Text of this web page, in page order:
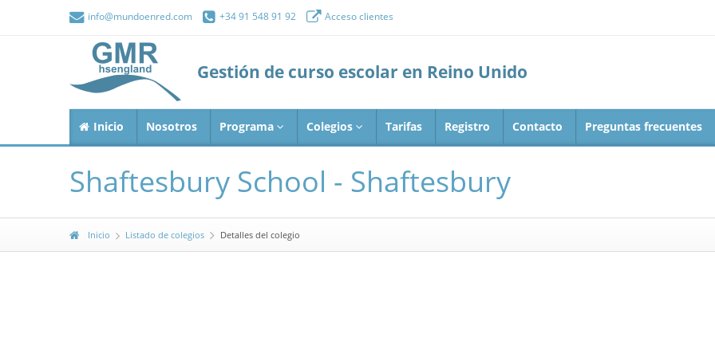
info@mundoenred.com +34 91 548 91 92 Acceso clientes
Gestión de curso escolar en Reino Unido
Inicio Nosotros Programa Colegios Tarifas Registro Contacto Preguntas frecuentes
Shaftesbury School - Shaftesbury
Inicio Listado de colegios Detalles del colegio